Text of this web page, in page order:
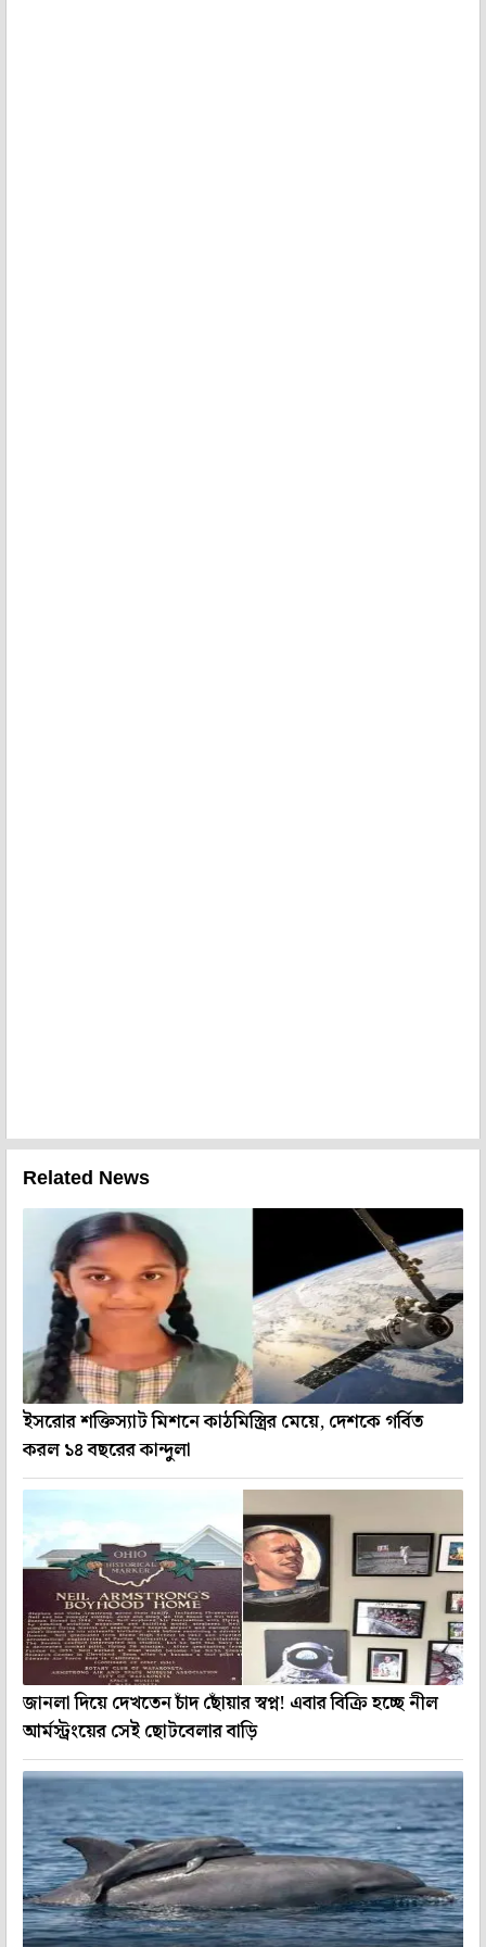
Related News
ইসরোর শক্তিস্যাট মিশনে কাঠমিস্ত্রির মেয়ে, দেশকে গর্বিত
করল ১৪ বছরের কান্দুলা
জানলা দিয়ে দেখতেন চাঁদ ছোঁয়ার স্বপ্ন! এবার বিক্রি হচ্ছে নীল
আর্মস্ট্রংয়ের সেই ছোটবেলার বাড়ি